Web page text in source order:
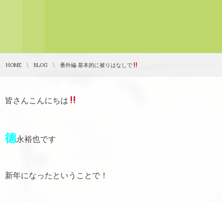
HOME BLOG 番外編 基本的に被りはなしで
皆さんこんにちは
德永裕也です
新年になったということで！